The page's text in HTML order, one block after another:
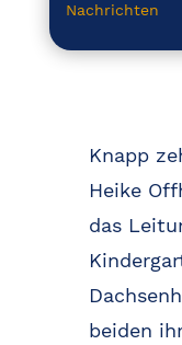
Nachrichten
Knapp
Heike
das
beiden